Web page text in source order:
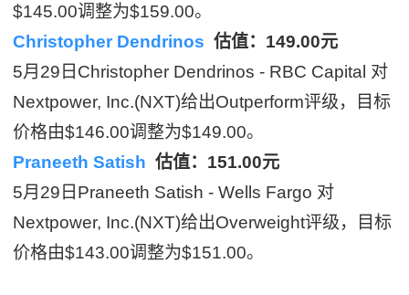
$145.00调整为$159.00。
Christopher Dendrinos 估值：149.00元
5月29日Christopher Dendrinos - RBC Capital 对
Nextpower, Inc.(NXT)给出Outperform评级，目标
价格由$146.00调整为$149.00。
Praneeth Satish 估值：151.00元
5月29日Praneeth Satish - Wells Fargo 对
Nextpower, Inc.(NXT)给出Overweight评级，目标
价格由$143.00调整为$151.00。